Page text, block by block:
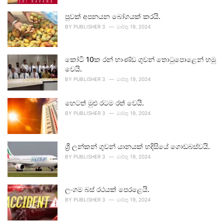
පුවක් අපනයන බෝගයක් කරයි.
BY PUBLISHER 3 මාර්තු 19, 2024
කෝටි 10ක රන් භාණ්ඩ ගුවන් තොටුපොළෙන් හමු
වෙයි.
BY PUBLISHER 3 මාර්තු 19, 2024
හෙටත් මුළු රටම රත් වෙයි.
BY PUBLISHER 3 මාර්තු 19, 2024
ශ්‍රී ලන්කන් ගුවන් යානයක් හදිසියේ ගොඩබස්වයි.
BY PUBLISHER 3 මාර්තු 19, 2024
ලංගම බස් රථයක් පෙරළෙයි.
BY PUBLISHER 3 මාර්තු 19, 2024